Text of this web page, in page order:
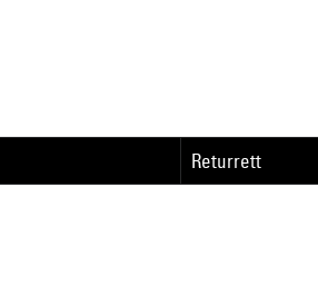
Returrett